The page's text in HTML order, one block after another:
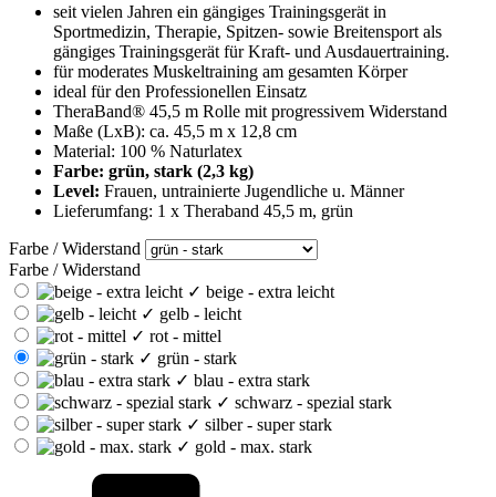
seit vielen Jahren ein gängiges Trainingsgerät in
Sportmedizin, Therapie, Spitzen- sowie Breitensport als
gängiges Trainingsgerät für Kraft- und Ausdauertraining.
für moderates Muskeltraining am gesamten Körper
ideal für den Professionellen Einsatz
TheraBand® 45,5 m Rolle mit progressivem Widerstand
Maße (LxB): ca. 45,5 m x 12,8 cm
Material: 100 % Naturlatex
Farbe: grün, stark (2,3 kg)
Level: Frauen, untrainierte Jugendliche u. Männer
Lieferumfang: 1 x Theraband 45,5 m, grün
Farbe / Widerstand
Farbe / Widerstand
✓ beige - extra leicht
✓ gelb - leicht
✓ rot - mittel
✓ grün - stark
✓ blau - extra stark
✓ schwarz - spezial stark
✓ silber - super stark
✓ gold - max. stark